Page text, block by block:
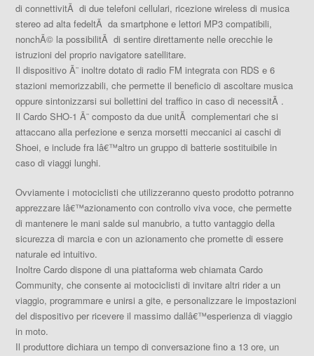
di connettivitÃ di due telefoni cellulari, ricezione wireless di musica
stereo ad alta fedeltÃ da smartphone e lettori MP3 compatibili,
nonchÃ© la possibilitÃ di sentire direttamente nelle orecchie le
istruzioni del proprio navigatore satellitare.
Il dispositivo Ã¨ inoltre dotato di radio FM integrata con RDS e 6
stazioni memorizzabili, che permette il beneficio di ascoltare musica
oppure sintonizzarsi sui bollettini del traffico in caso di necessitÃ .
Il Cardo SHO-1 Ã¨ composto da due unitÃ complementari che si
attaccano alla perfezione e senza morsetti meccanici ai caschi di
Shoei, e include fra lâ€™altro un gruppo di batterie sostituibile in
caso di viaggi lunghi.
Ovviamente i motociclisti che utilizzeranno questo prodotto potranno
apprezzare lâ€™azionamento con controllo viva voce, che permette
di mantenere le mani salde sul manubrio, a tutto vantaggio della
sicurezza di marcia e con un azionamento che promette di essere
naturale ed intuitivo.
Inoltre Cardo dispone di unapiattaforma web chiamata Cardo
Community, che consente ai motociclisti di invitare altri rider a un
viaggio, programmare e unirsi a gite, e personalizzare le impostazioni
del dispositivo per ricevere il massimo dallâ€™esperienza di viaggio
in moto.
Il produttore dichiara un tempo di conversazione fino a 13 ore, un